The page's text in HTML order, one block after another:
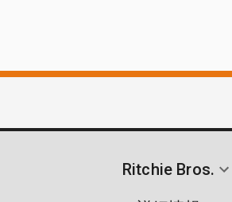
Ritchie Bros.